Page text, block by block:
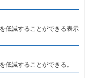
低減することができる表示
低減することができる。